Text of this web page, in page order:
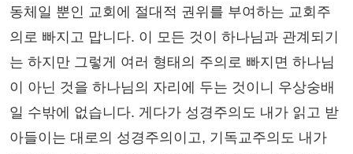
동체일 뿐인 교회에 절대적 권위를 부여하는 교회주
의로 빠지고 맙니다. 이 모든 것이 하나님과 관계되기
는 하지만 그렇게 여러 형태의 주의로 빠지면 하나님
이 아닌 것을 하나님의 자리에 두는 것이니 우상숭배
일 수밖에 없습니다. 게다가 성경주의도 내가 읽고 받
아들이는 대로의 성경주의이고, 기독교주의도 내가